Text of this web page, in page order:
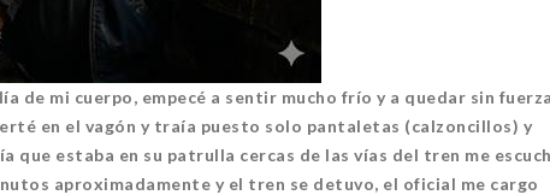
de mi cuerpo, empecé a sentir mucho frío y a quedar sin
en el vagón y traía puesto solo pantaletas (calzoncillos) y
que estaba en su patrulla cercas de las vías del tren me
aproximadamente y el tren se detuvo, el oficial me cargo